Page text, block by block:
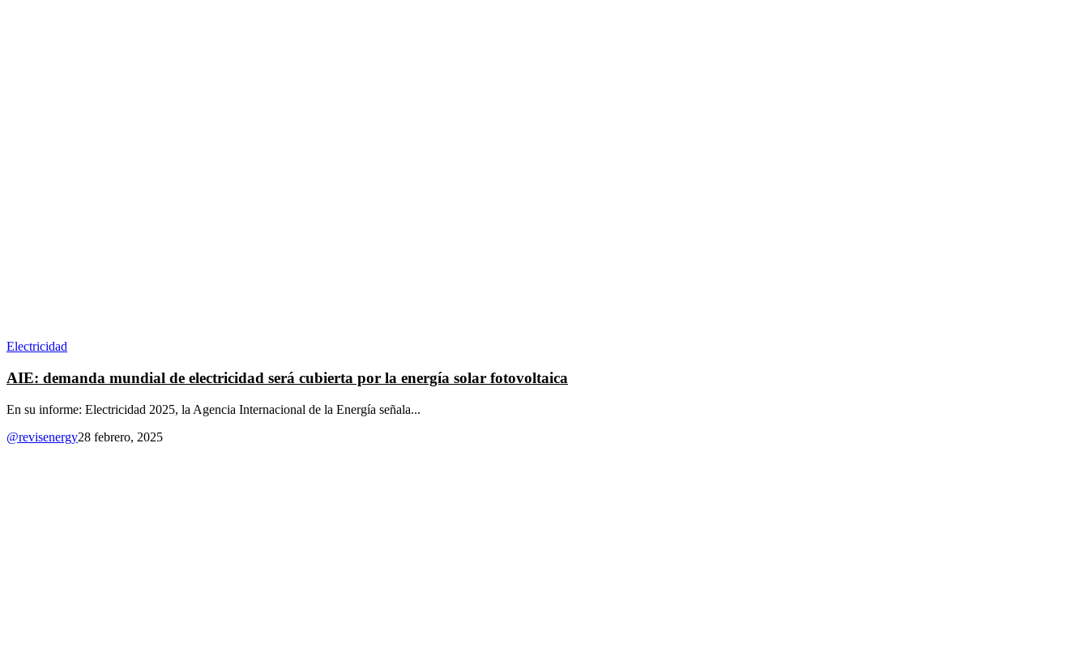
Electricidad
AIE: demanda mundial de electricidad será cubierta por la energía solar fotovoltaica
En su informe: Electricidad 2025, la Agencia Internacional de la Energía señala...
@revisenergy28 febrero, 2025